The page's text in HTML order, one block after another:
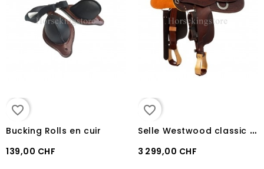
favorite_border
Bucking Rolls en cuir
139,00 CHF
favorite_border
S
elle Westwood classic reining big butterfly BURGUNDY / NABUCK SHERRY
3 299,00 CHF